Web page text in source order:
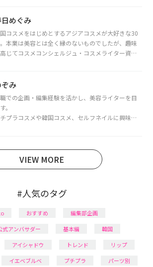
日めぐみ
コスメをはじめとするアジアコスメが大好きな30
本業は美容とは全く縁のないものでしたが、趣味
じてコスメコンシェルジュ・コスメライター資格
骨格診断によるイメージコンサルティングも行っ
み
での企画・編集経験を活かし、美容ライターを目
。
プラコスメや韓国コスメ、セルフネイルに興味が
化粧品検定1級保有。
VIEW MORE
#人気のタグ
おすすめ
編集部企画
式アンバサダー
基本編
韓国
アイシャドウ トレンド
リップ
イエベブルベ プチプラ
パーツ別